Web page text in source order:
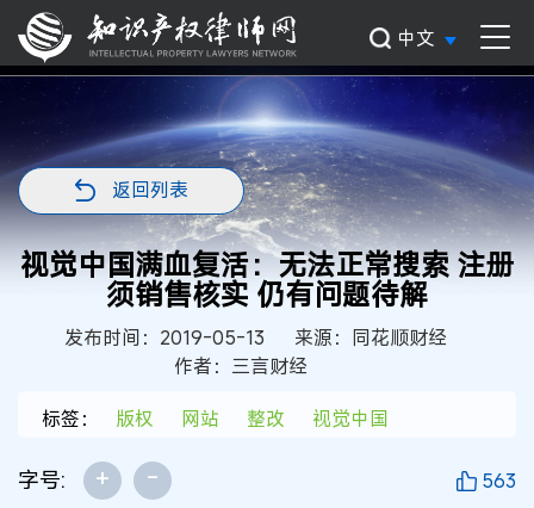
中文
返回列表
视觉中国满血复活：无法正常搜索 注册
须销售核实 仍有问题待解
发布时间：2019-05-13
来源：同花顺财经
作者：三言财经
标签：
版权 网站 整改 视觉中国
字号: + - 563